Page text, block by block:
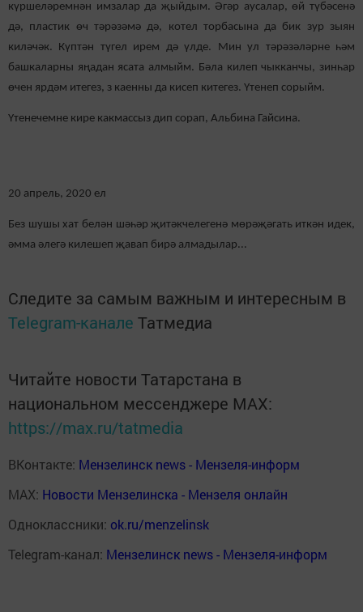
күршеләремнән имзалар да җыйдым. Әгәр аусалар, өй түбәсенә
дә, пластик өч тәрәзәмә дә, котел торбасына да бик зур зыян
киләчәк. Күптән түгел ирем дә үлде. Мин ул тәрәзәләрне һәм
башкаларны яңадан ясата алмыйм. Бәла килеп чыкканчы, зинһар
өчен ярдәм итегез, з каенны да кисеп китегез. Үтенеп сорыйм.
Үтенечемне кире какмассыз дип сорап, Альбина Гайсина.
20 апрель, 2020 ел
Без шушы хат белән шәһәр җитәкчелегенә мөрәҗәгать иткән идек,
әмма әлегә килешеп җавап бирә алмадылар...
Следите за самым важным и интересным в
Telegram-канале Татмедиа
Читайте новости Татарстана в
национальном мессенджере MАХ:
https://max.ru/tatmedia
ВКонтакте: Мензелинск news - Мензеля-информ
MAX: Новости Мензелинска - Мензеля онлайн
Одноклассники: ok.ru/menzelinsk
Telegram-канал: Мензелинск news - Мензеля-информ